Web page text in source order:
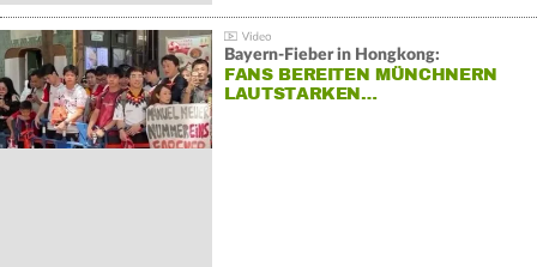
Bayern-Fieber in Hongkong:
FANS BEREITEN MÜNCHNERN
LAUTSTARKEN…